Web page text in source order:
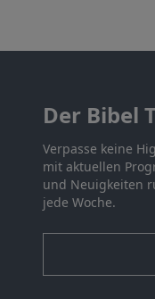
Der Bibel
Verpasse keine
mit aktuellen
und Neuigkeiten
jede Woche.